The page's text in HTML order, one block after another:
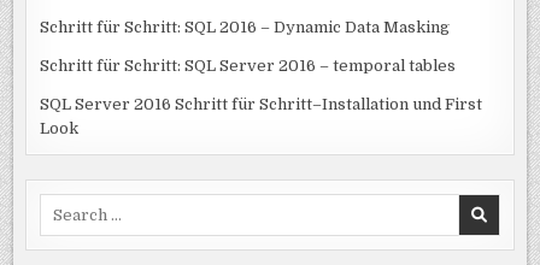
Schritt für Schritt: SQL 2016 – Dynamic Data Masking
Schritt für Schritt: SQL Server 2016 – temporal tables
SQL Server 2016 Schritt für Schritt–Installation und First
Look